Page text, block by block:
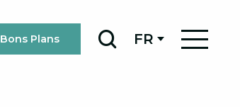
Bons Plans FR